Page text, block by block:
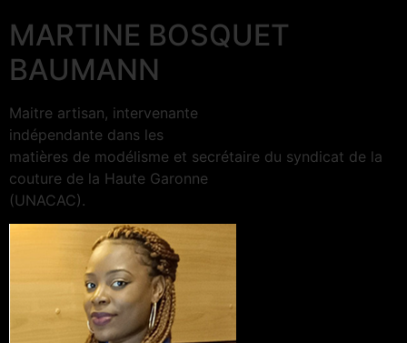
MARTINE BOSQUET
BAUMANN
Maitre artisan, intervenante
indépendante dans les
matières de modélisme et secrétaire du syndicat de la
couture de la Haute Garonne
(UNACAC).